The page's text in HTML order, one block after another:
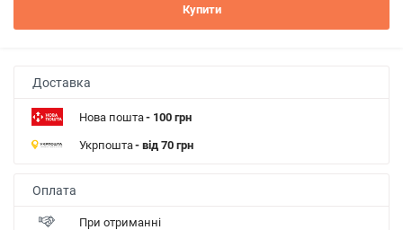
Купити
Доставка
Нова пошта- 100 грн
Укрпошта- від 70 грн
Оплата
При отриманні